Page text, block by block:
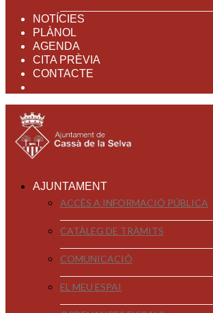
NOTÍCIES
PLÀNOL
AGENDA
CITA PRÈVIA
CONTACTE
AJUNTAMENT
ACCÉS A INFORMACIÓ PÚBLICA
CATÀLEG DE TRÀMITS
COMUNICACIÓ
EL MEU ESPAI